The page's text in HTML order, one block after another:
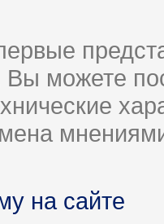
Вы можете
на сайте